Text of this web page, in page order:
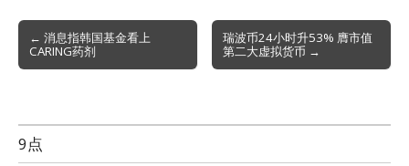
Post
navigation
← 消息指韩国基金看上
CARING药剂
瑞波币24小时升53% 膺市值
第二大虚拟货币 →
9点